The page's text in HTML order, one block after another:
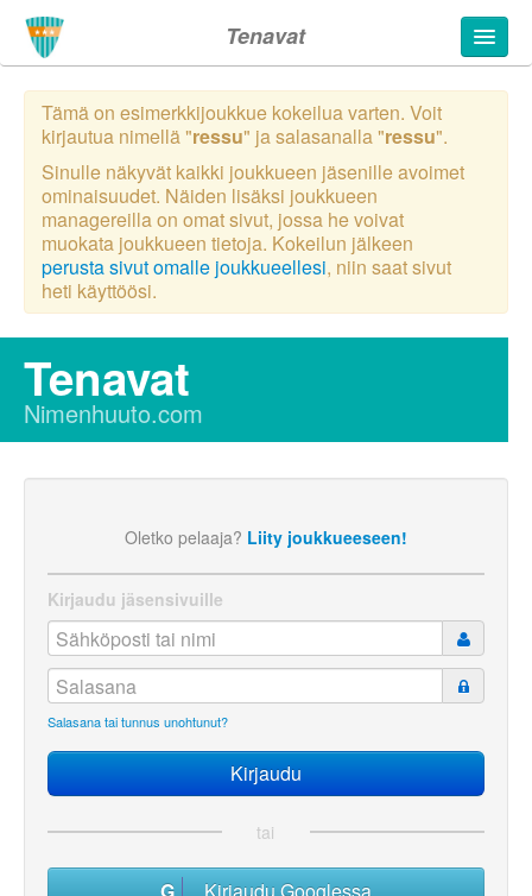
Tenavat
Tämä on esimerkkijoukkue kokeilua varten. Voit
kirjautua nimellä "ressu" ja salasanalla "ressu".
Sinulle näkyvät kaikki joukkueen jäsenille avoimet
ominaisuudet. Näiden lisäksi joukkueen
managereilla on omat sivut, jossa he voivat
muokata joukkueen tietoja. Kokeilun jälkeen
perusta sivut omalle joukkueellesi, niin saat sivut
heti käyttöösi.
Tenavat
Nimenhuuto.com
Oletko pelaaja? Liity joukkueeseen!
Kirjaudu jäsensivuille
Salasana tai tunnus unohtunut?
tai